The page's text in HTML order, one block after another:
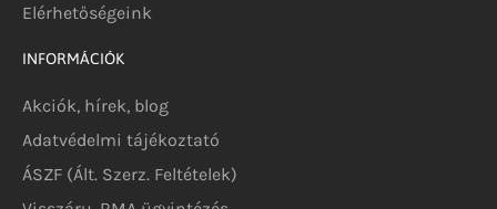
Elérhetőségeink
INFORMÁCIÓK
Akciók, hírek, blog
Adatvédelmi tájékoztató
ÁSZF (Ált. Szerz. Feltételek)